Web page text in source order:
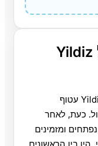
כל מה שכדאי לדעת על Yildiz
במשך יותר ממאה שנה נותר Yildiz Palace עטוף
כעת, לאחר
ומזמינים